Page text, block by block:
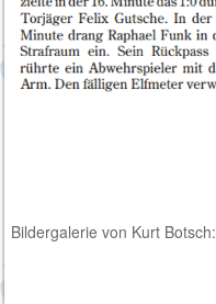
Bildergalerie von Kurt Botsch: